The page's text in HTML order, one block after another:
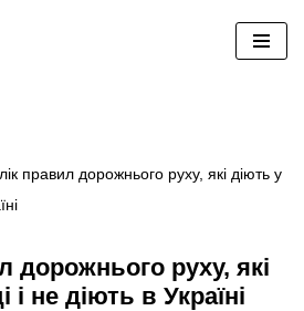
правил дорожнього руху, які діють у
дорожнього руху, які
не діють в Україні